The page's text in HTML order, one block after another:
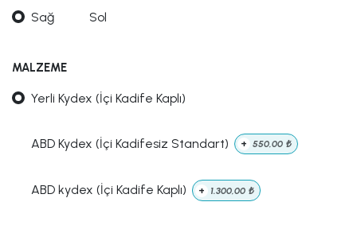
Sağ Sol
MALZEME
Yerli Kydex (İçi Kadife Kaplı)
ABD Kydex (İçi Kadifesiz Standart) + 550,00 ₺
ABD kydex (İçi Kadife Kaplı) + 1.300,00 ₺